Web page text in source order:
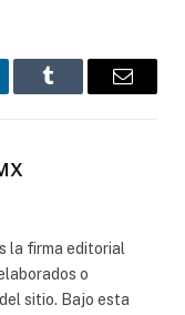
Tumblr
Correo
la firma editorial
o
sitio. Bajo esta